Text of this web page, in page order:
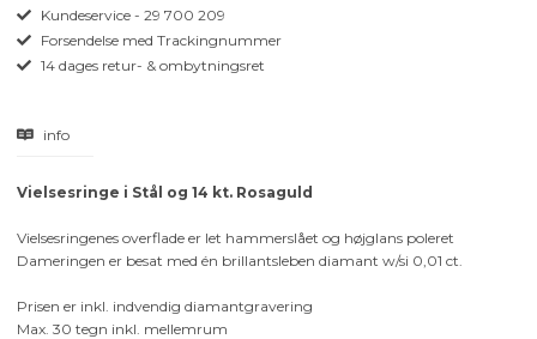
Kundeservice - 29 700 209
Forsendelse med Trackingnummer
14 dages retur- & ombytningsret
info
Vielsesringe i Stål og 14 kt. Rosaguld
Vielsesringenes overflade er let hammerslået og højglans poleret
Dameringen er besat med én brillantsleben diamant w/si 0,01 ct.
Prisen er inkl. indvendig diamantgravering
Max. 30 tegn inkl. mellemrum